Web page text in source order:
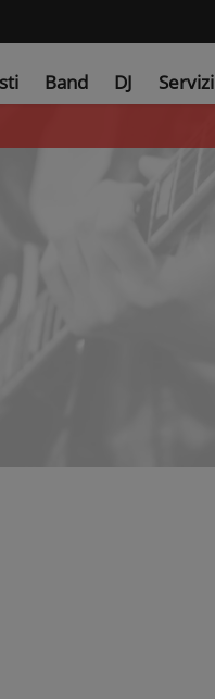
Band DJ Servizi